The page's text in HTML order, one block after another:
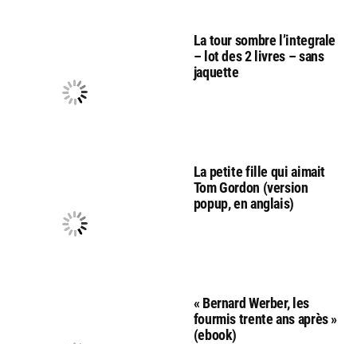
La tour sombre l’integrale
– lot des 2 livres – sans
jaquette
La petite fille qui aimait
Tom Gordon (version
popup, en anglais)
« Bernard Werber, les
fourmis trente ans après »
(ebook)